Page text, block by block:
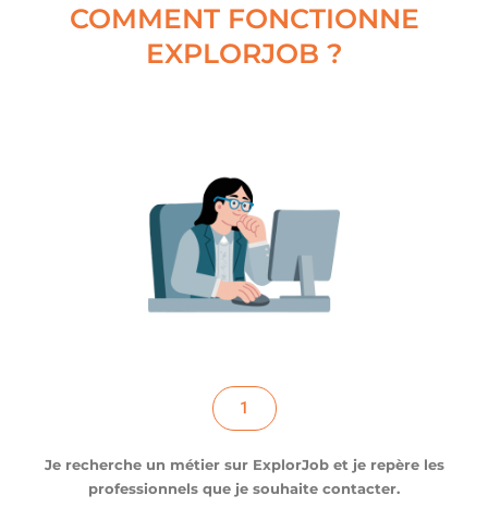
COMMENT FONCTIONNE
EXPLORJOB ?
1
Je recherche un métier sur ExplorJob et je repère les
professionnels que je souhaite contacter.